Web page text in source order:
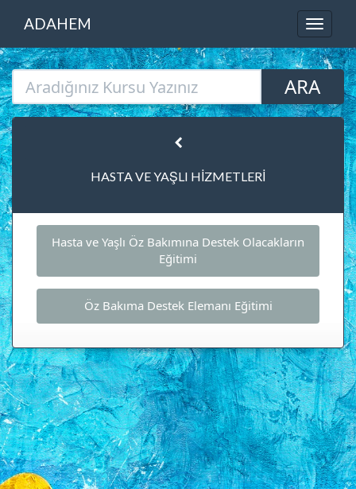
ADAHEM
HASTA VE YAŞLI HİZMETLERİ
Hasta ve Yaşlı Öz Bakımına Destek Olacakların
Eğitimi
Öz Bakıma Destek Elemanı Eğitimi